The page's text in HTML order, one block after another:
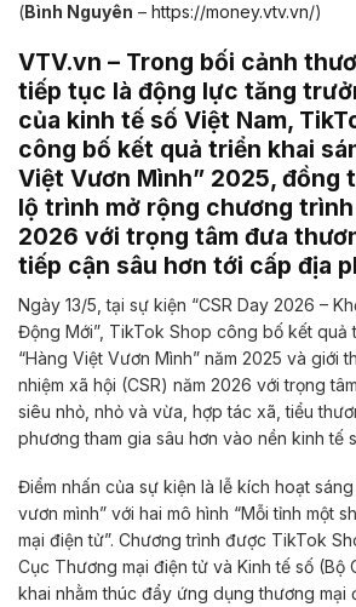
(Bình Nguyên – https://money.vtv.vn/)
VTV.vn – Trong bối cảnh
tiếp tục là động lực tăng
của kinh tế số Việt Nam,
công bố kết quả triển khai
Việt Vươn Mình” 2025, đồng
lộ trình mở rộng chương
2026 với trọng tâm đưa
tiếp cận sâu hơn tới cấp địa
Ngày 13/5, tại sự kiện “CSR Day 2026 –
Động Mới”, TikTok Shop công bố kết quả
“Hàng Việt Vươn Mình” năm 2025 và giới
nhiệm xã hội (CSR) năm 2026 với trọng
siêu nhỏ, nhỏ và vừa, hợp tác xã, tiểu
phương tham gia sâu hơn vào nền kinh tế
Điểm nhấn của sự kiện là lễ kích hoạt
vươn mình” với hai mô hình “Mỗi tỉnh một
mại điện tử”. Chương trình được TikTok
Cục Thương mại điện tử và Kinh tế số (Bộ
khai nhằm thúc đẩy ứng dụng thương mại